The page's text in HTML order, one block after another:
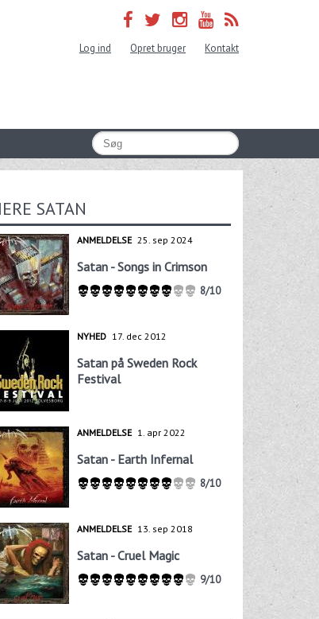
Log ind Opret bruger Kontakt
SATAN
ANMELDELSE 25. sep 2024
Satan - Songs in Crimson
8/10
NYHED 17. dec 2012
Satan på Sweden Rock
Festival
ANMELDELSE 1. apr 2022
Satan - Earth Infernal
8/10
ANMELDELSE 13. sep 2018
Satan - Cruel Magic
9/10